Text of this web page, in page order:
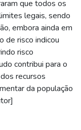
que todos os
legais, sendo
embora ainda em
de risco indicou
risco
contribui para o
recursos
da população